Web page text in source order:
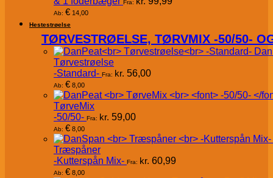
Fra:
Ab: € 14,00
Hestestrøelse
TØRVESTRØELSE, TØRVMIX -50/50-
Tørvestrøelse
-Standard- Fra: kr. 56,00
Ab: € 8,00
TørveMix
-50/50- Fra: kr. 59,00
Ab: € 8,00
Træspåner
-Kutterspån Mix- Fra: kr. 60,99
Ab: € 8,00